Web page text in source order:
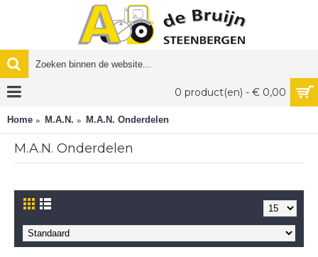
0 product(en) - € 0,00
Home M.A.N. M.A.N. Onderdelen
M.A.N. Onderdelen